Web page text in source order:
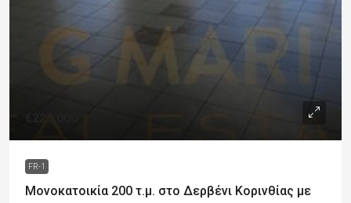
FR-1
Μονοκατοικία 200 τ.μ. στο Δερβένι Κορινθίας με